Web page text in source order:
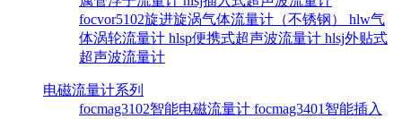
focvor5102旋进旋涡气体流量计（不锈钢） hlw气
体涡轮流量计 hlsp便携式超声波流量计 hlsj外贴式
超声波流量计
电磁流量计系列
focmag3102智能电磁流量计 focmag3401智能插入